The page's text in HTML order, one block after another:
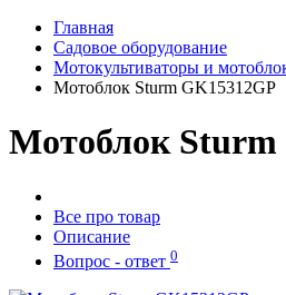
Главная
Садовое оборудование
Мотокультиваторы и
Мотоблок Sturm GK15312GP
Мотоблок Sturm
Все про товар
Описание
Вопрос - ответ 0